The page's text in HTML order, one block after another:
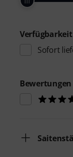
Verfügbarkeit
Sofort
Bewertungen